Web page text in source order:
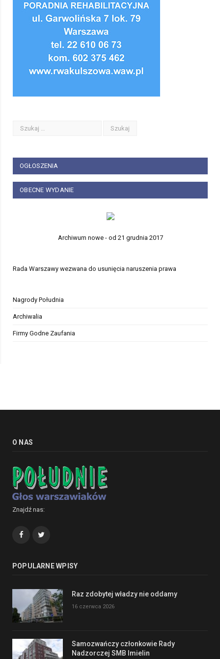
OGŁOSZENIA
OBECNE WYDANIE
Archiwum nowe - od 21 grudnia 2017
Rada Warszawy wezwana do usunięcia naruszenia prawa
Nagrody Południa
Archiwalia
Firmy Godne Zaufania
O NAS
Znajdź nas:
Facebook
POPULARNE WPISY
Raz zdobytej władzy nie oddamy
16 czerwca 2026
Samozwańczy członkowie Rady
Nadzorczej SMB Imielin